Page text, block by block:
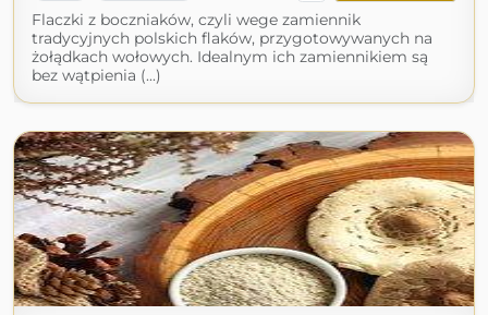
Flaczki z boczniaków, czyli wege zamiennik
tradycyjnych polskich flaków, przygotowywanych na
żołądkach wołowych. Idealnym ich zamiennikiem są
bez wątpienia (...)